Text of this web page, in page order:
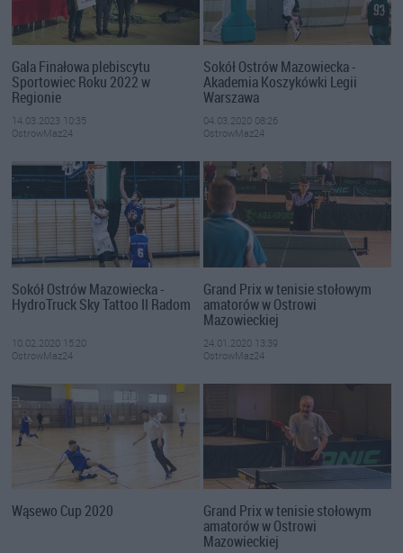
Gala Finałowa plebiscytu
Sportowiec Roku 2022 w
Regionie
14.03.2023 10:35
OstrowMaz24
Sokół Ostrów Mazowiecka -
Akademia Koszykówki Legii
Warszawa
04.03.2020 08:26
OstrowMaz24
Sokół Ostrów Mazowiecka -
HydroTruck Sky Tattoo II Radom
10.02.2020 15:20
OstrowMaz24
Grand Prix w tenisie stołowym
amatorów w Ostrowi
Mazowieckiej
24.01.2020 13:39
OstrowMaz24
Wąsewo Cup 2020 Grand Prix w tenisie stołowym
amatorów w Ostrowi
Mazowieckiej